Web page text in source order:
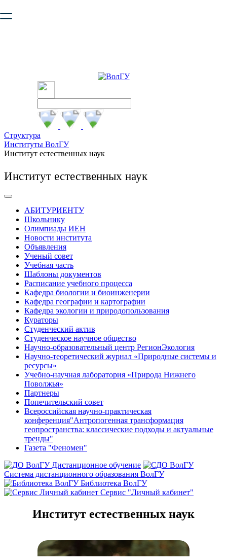
безопасную работу с сайтом. Пожалуйста
Структура
Институты ВолГУ
Институт естественных наук
Институт естественных наук
АБИТУРИЕНТУ
Школьнику
Олимпиады ИЕН
Новости института
Объявления
Ученый совет
Учебная часть
Шаблоны документов
Расписание учебного процесса
Кафедра биологии и биоинженерии
Кафедра географии и картографии
Кафедра экологии и природопользования
Кураторы
Студенческий актив
Студенческое научное общество
Научно-образовательный центр РегионЭкология
Научно-теоретический журнал «Природные системы и
ресурсы»
Учебно-научная лаборатория «Природа Нижнего
Поволжья»
Партнеры
Попечительский совет
Всероссийская научно-практическая
конференция"Антропогенная трансформация
геопространства: классические подходы и актуальные
тренды"
Газета "Феномен"
Дистанционное обучение
Система дистанционного образования ВолГУ
Библиотека ВолГУ
Сервис "Личный кабинет"
Институт естественных наук